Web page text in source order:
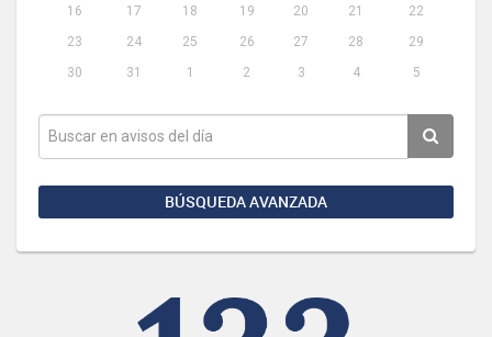
16
17 18 19 20 21
22
23
24 25 26 27 28
29
30
31 1 2 3 4 5
BÚSQUEDA AVANZADA